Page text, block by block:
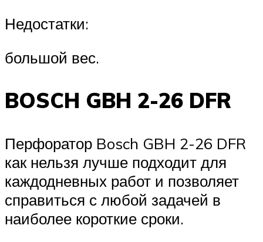
Недостатки:
большой вес.
BOSCH GBH 2-26 DFR
Перфоратор Bosch GBH 2-26 DFR
как нельзя лучше подходит для
каждодневных работ и позволяет
справиться с любой задачей в
наиболее короткие сроки.